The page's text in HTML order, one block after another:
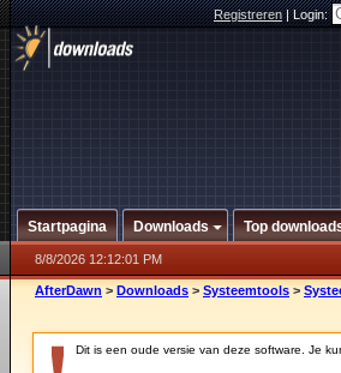
Registreren|Login:
Startpagina Downloads Top
8/8/2026 12:12:01 PM
AfterDawn > Downloads > Systeemtools >
Dit is een oude versie van deze software. Je